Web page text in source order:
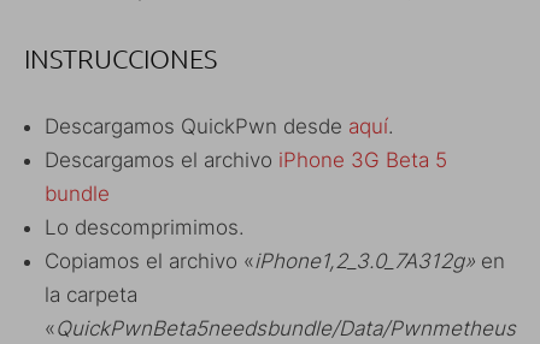
INSTRUCCIONES
Descargamos QuickPwn desde aquí.
Descargamos el archivo iPhone 3G Beta 5
bundle
Lo descomprimimos.
Copiamos el archivo «iPhone1,2_3.0_7A312g» en
la carpeta
«QuickPwnBeta5needsbundle/Data/Pwnmetheus